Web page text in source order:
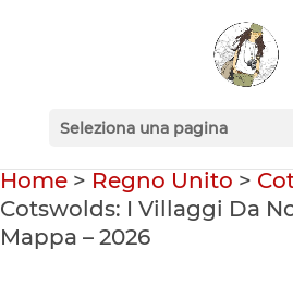
Seleziona una pagina
Home > Regno Unito >
Cotswolds: I Villaggi Da
Mappa – 2026